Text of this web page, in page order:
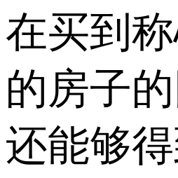
在买到
的房子的
还能够